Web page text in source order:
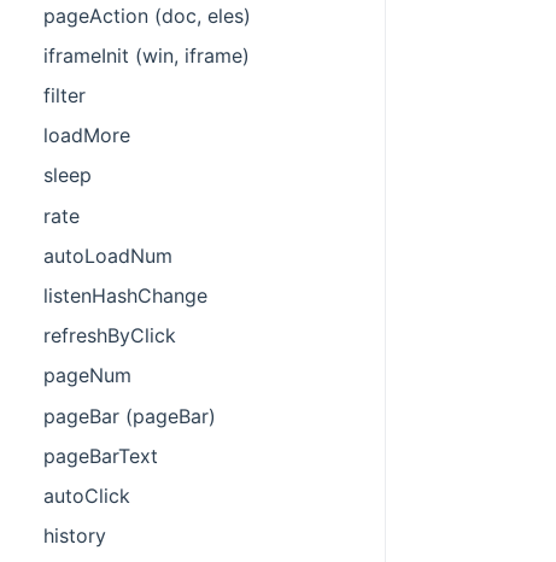
pageAction (doc, eles)
iframeInit (win, iframe)
filter
loadMore
sleep
rate
autoLoadNum
listenHashChange
refreshByClick
pageNum
pageBar (pageBar)
pageBarText
autoClick
history